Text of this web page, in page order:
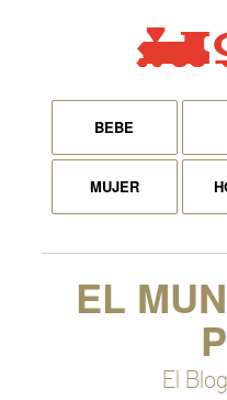
BEBE
MUJER
EL
El